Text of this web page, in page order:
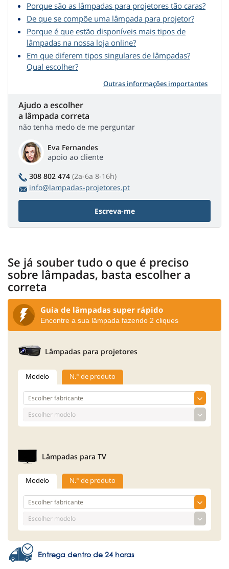
Porque são as lâmpadas para projetores tão caras?
De que se compõe uma lâmpada para projetor?
Porque é que estão disponíveis mais tipos de
lâmpadas na nossa loja online?
Em que diferem tipos singulares de lâmpadas?
Qual escolher?
Outras informações importantes
Ajudo a escolher
a lâmpada correta
não tenha medo de me perguntar
Eva Fernandes
apoio ao cliente
308 802 474 (2a-6a 8-16h)
info@lampadas-projetores.pt
Escreva-me
Se já souber tudo o que é preciso
sobre lâmpadas, basta escolher a
correta
Guia de lâmpadas super rápido
Encontre a sua lâmpada fazendo 2 cliques
Lâmpadas para projetores
Modelo N.° de produto
Lâmpadas para TV
Modelo N.° de produto
Entrega dentro de 24 horas